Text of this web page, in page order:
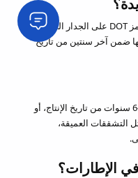
تعرف أن الإطارات جديدة من خلال قراءة رمز DOT على الجدار الجانبي.
ضمن آخر سنتين من تاريخ
يجب تبديل الإطارات عندما يتجاوز عمرها 5-6 سنوات من تاريخ الإنتاج، أو
التشققات العميقة،